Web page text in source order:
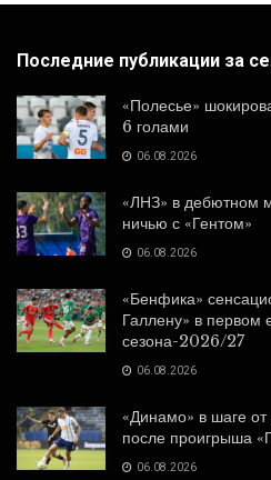
Последние публикации за
«Полесье»
6 голами
06.08.2026
«ЛНЗ» в дебютном
ничью с «Гентом»
06.08.2026
«Бенфика»
Галлену» в первом
сезона-2026/27
06.08.2026
«Динамо» в шаге
после проигрыша
06.08.2026